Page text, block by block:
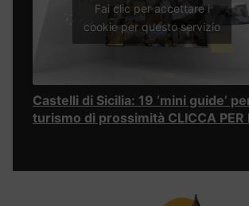
Fai clic per accettare i
cookie per questo servizio
Castelli di Sicilia: 19 ‘mini guide’
turismo di prossimità CLICCA PER